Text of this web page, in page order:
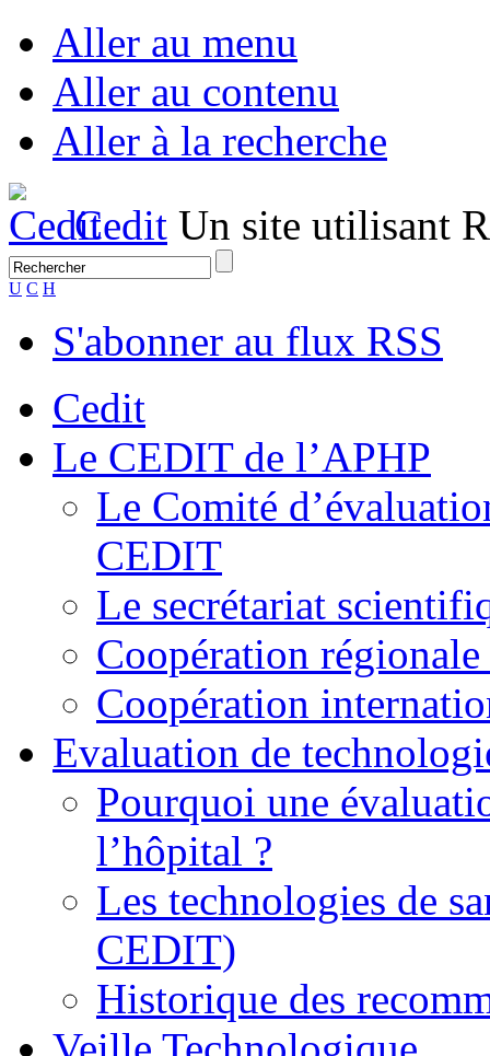
Aller au menu
Aller au contenu
Aller à la recherche
Cedit Un site utilisant
U C H
S'abonner au flux RSS
Cedit
Le CEDIT de l’APHP
Le Comité
CEDIT
Le secrétariat
Coopération
Coopération
Evaluation de
Pourquoi une
l’hôpital ?
Les technologies de
CEDIT)
Historique des